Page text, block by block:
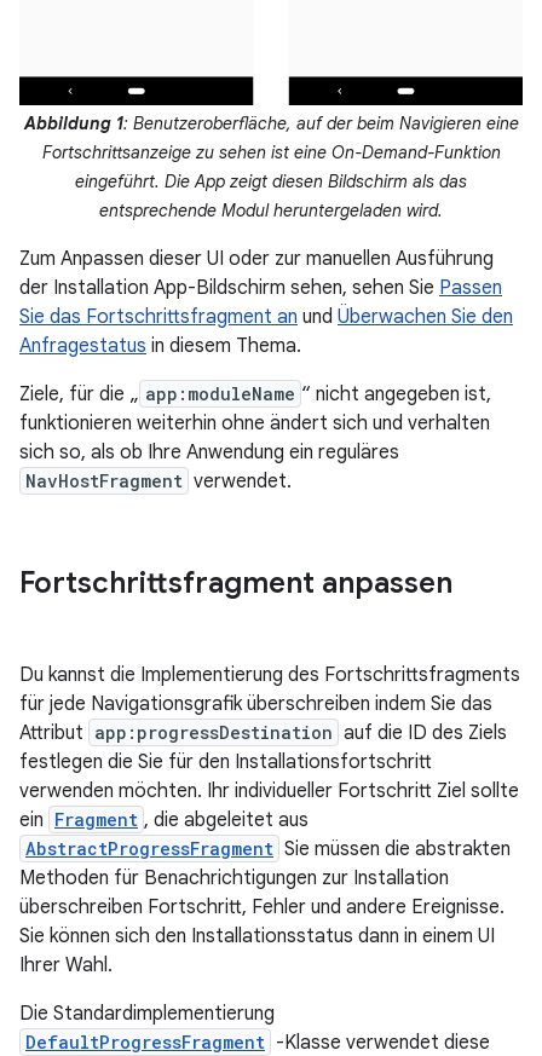
Abbildung 1: Benutzeroberfläche, auf der beim Navigieren eine
Fortschrittsanzeige zu sehen ist eine On-Demand-Funktion
eingeführt. Die App zeigt diesen Bildschirm als das
entsprechende Modul heruntergeladen wird.
Zum Anpassen dieser UI oder zur manuellen Ausführung
der Installation App-Bildschirm sehen, sehen Sie Passen
Sie das Fortschrittsfragment an und Überwachen Sie den
Anfragestatus in diesem Thema.
Ziele, für die „ app:moduleName “ nicht angegeben ist,
funktionieren weiterhin ohne ändert sich und verhalten
sich so, als ob Ihre Anwendung ein reguläres
NavHostFragment verwendet.
Fortschrittsfragment anpassen
Du kannst die Implementierung des Fortschrittsfragments
für jede Navigationsgrafik überschreiben indem Sie das
Attribut app:progressDestination auf die ID des Ziels
festlegen die Sie für den Installationsfortschritt
verwenden möchten. Ihr individueller Fortschritt Ziel sollte
ein Fragment , die abgeleitet aus
AbstractProgressFragment Sie müssen die abstrakten
Methoden für Benachrichtigungen zur Installation
überschreiben Fortschritt, Fehler und andere Ereignisse.
Sie können sich den Installationsstatus dann in einem UI
Ihrer Wahl.
Die Standardimplementierung
DefaultProgressFragment -Klasse verwendet diese